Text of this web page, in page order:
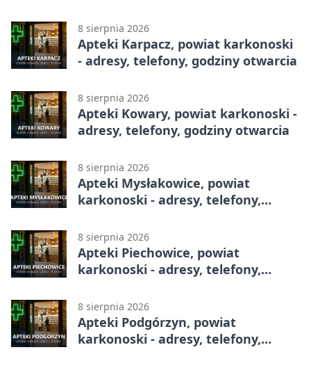
8 sierpnia 2026
Apteki Karpacz, powiat karkonoski
- adresy, telefony, godziny otwarcia
8 sierpnia 2026
Apteki Kowary, powiat karkonoski -
adresy, telefony, godziny otwarcia
8 sierpnia 2026
Apteki Mysłakowice, powiat
karkonoski - adresy, telefony,
8 sierpnia 2026
Apteki Piechowice, powiat
karkonoski - adresy, telefony,
8 sierpnia 2026
Apteki Podgórzyn, powiat
karkonoski - adresy, telefony,